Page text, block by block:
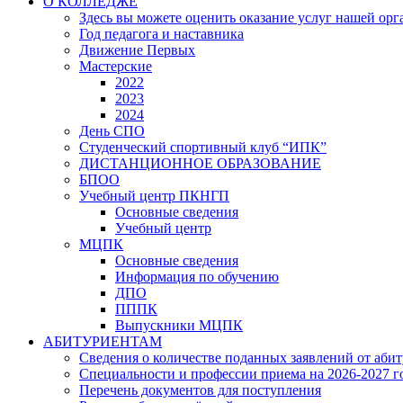
Здесь вы можете оценить оказание услуг нашей
Год педагога и наставника
Движение Первых
Мастерские
2022
2023
2024
День СПО
Студенческий спортивный клуб “ИПК”
ДИСТАНЦИОННОЕ ОБРАЗОВАНИЕ
БПОО
Учебный центр ПКНГП
Основные сведения
Учебный центр
МЦПК
Основные сведения
Информация по обучению
ДПО
ПППК
Выпускники МЦПК
АБИТУРИЕНТАМ
Сведения о количестве поданных заявлений от
Специальности и профессии приема на 2026-2027
Перечень документов для поступления